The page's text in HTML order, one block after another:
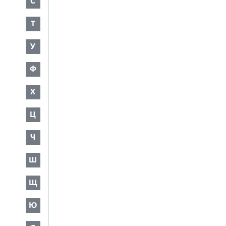
Т
У
Ф
Х
Ц
Ч
Ш
Щ
Ю